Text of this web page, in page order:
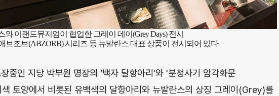
와이랜드뮤지엄이 협업한 그레이 데이(Grey Days) 전시
브조브(ABZORB) 시리즈 등 뉴발란스 대표 상품이 전시되어 있다
중인 지당 박부원 명장의 ‘백자 달항아리'와 '분청사기 암각화문
토양에서 비롯된 유백색의 달항아리와 뉴발란스의 상징 그레이(Grey)를